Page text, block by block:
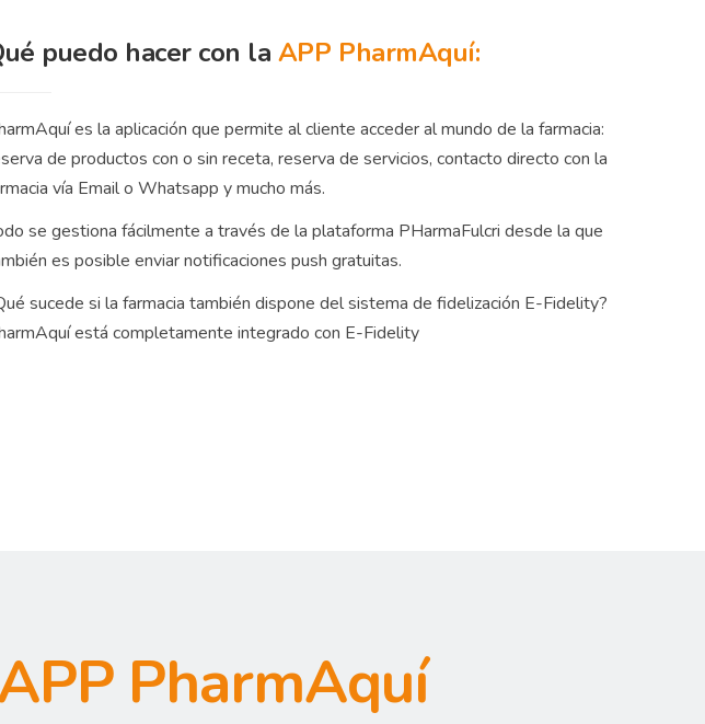
puedo hacer con la APP PharmAquí:
es la aplicación que permite al cliente acceder al mundo de la farmacia:
de productos con o sin receta, reserva de servicios, contacto directo con la
vía Email o Whatsapp y mucho más.
se gestiona fácilmente a través de la plataforma PHarmaFulcri desde la que
es posible enviar notificaciones push gratuitas.
sucede si la farmacia también dispone del sistema de fidelización E-Fidelity?
está completamente integrado con E-Fidelity
PharmAquí